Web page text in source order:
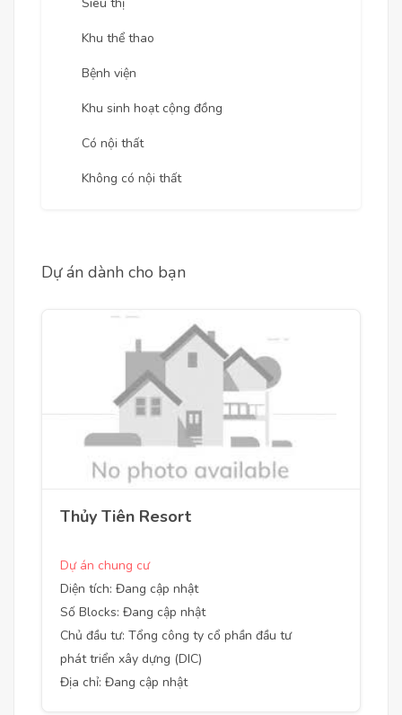
Khu thể thao
Bệnh viện
Khu sinh hoạt cộng đồng
Có nội thất
Không có nội thất
Dự án dành cho bạn
Thủy Tiên Resort
Dự án chung cư
Diện tích: Đang cập nhật
Số Blocks: Đang cập nhật
Chủ đầu tư: Tổng công ty cổ phần đầu tư
phát triển xây dựng (DIC)
Địa chỉ: Đang cập nhật